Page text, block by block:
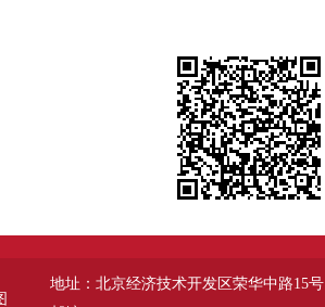
地址：北京经济技术开发区荣华中路15号